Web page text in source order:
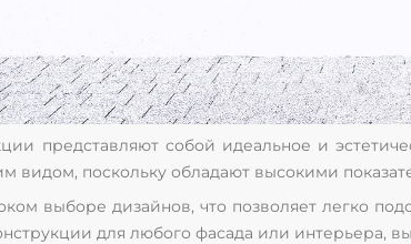
представляют собой идеальное и
поскольку обладают высокими
выборе дизайнов, что позволяет легко
для любого фасада или интерьера,